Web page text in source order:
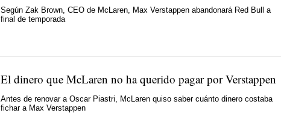
Según Zak Brown, CEO de McLaren, Max Verstappen abandonará Red Bull a
final de temporada
El dinero que McLaren no ha querido pagar por Verstappen
Antes de renovar a Oscar Piastri, McLaren quiso saber cuánto dinero costaba
fichar a Max Verstappen